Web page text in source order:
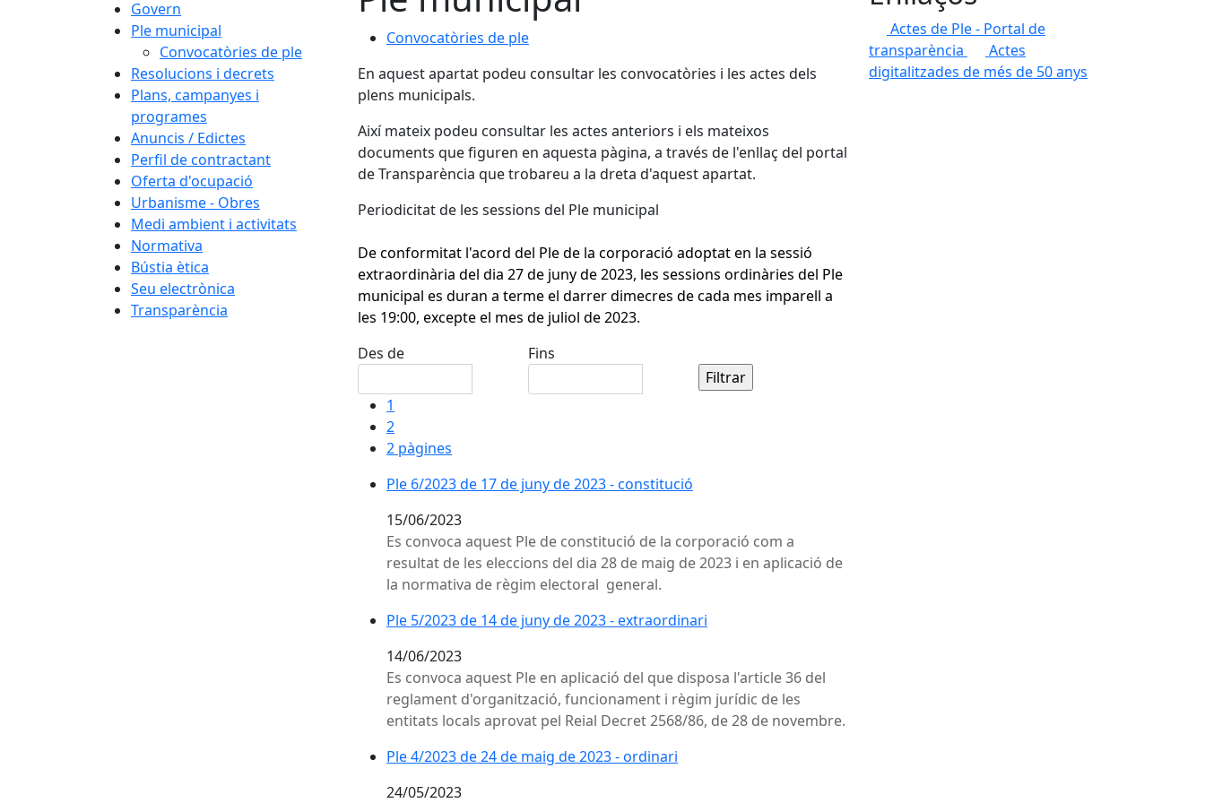
Govern
Ple municipal
Convocatòries de ple
Resolucions i decrets
Plans, campanyes i
programes
Anuncis / Edictes
Perfil de contractant
Oferta d'ocupació
Urbanisme - Obres
Medi ambient i activitats
Normativa
Bústia ètica
Seu electrònica
Transparència
Convocatòries de ple
En aquest apartat podeu consultar les convocatòries i les actes dels
plens municipals.
Així mateix podeu consultar les actes anteriors i els mateixos
documents que figuren en aquesta pàgina, a través de l'enllaç del portal
de Transparència que trobareu a la dreta d'aquest apartat.
Periodicitat de les sessions del Ple municipal
De conformitat l'acord del Ple de la corporació adoptat en la sessió
extraordinària del dia 27 de juny de 2023, les sessions ordinàries del Ple
municipal es duran a terme el darrer dimecres de cada mes imparell a
les 19:00, excepte el mes de juliol de 2023.
Des de
Fins
1
2
2 pàgines
Ple 6/2023 de 17 de juny de 2023 - constitució
15/06/2023
Es convoca aquest Ple de constitució de la corporació com a
resultat de les eleccions del dia 28 de maig de 2023 i en aplicació de
la normativa de règim electoral general.
Ple 5/2023 de 14 de juny de 2023 - extraordinari
14/06/2023
Es convoca aquest Ple en aplicació del que disposa l'article 36 del
reglament d'organització, funcionament i règim jurídic de les
entitats locals aprovat pel Reial Decret 2568/86, de 28 de novembre.
Ple 4/2023 de 24 de maig de 2023 - ordinari
24/05/2023
Actes de Ple - Portal de
transparència
Actes
digitalitzades de més de 50 anys